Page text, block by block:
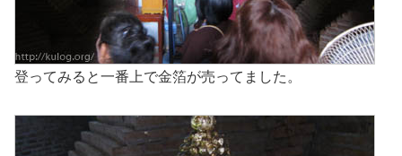
登ってみると一番上で金箔が売ってました。